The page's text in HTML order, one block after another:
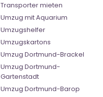
Transporter mieten
Umzug mit Aquarium
Umzugshelfer
Umzugskartons
Umzug Dortmund-Brackel
Umzug Dortmund-
Gartenstadt
Umzug Dortmund-Barop